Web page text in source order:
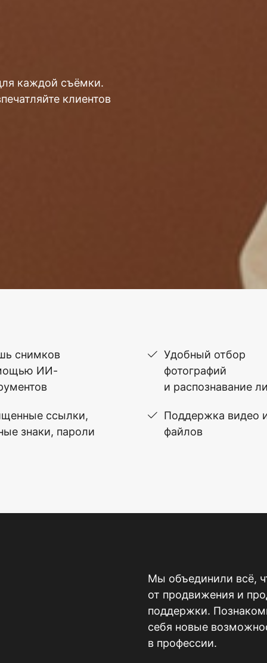
каждой съёмки.
клиентов
снимков
ИИ-
ссылки,
знаки, пароли
Удобный отбор
фотографий
и распознавание
Поддержка видео
файлов
Мы объединили всё,
от продвижения и
поддержки.
себя новые
в профессии.